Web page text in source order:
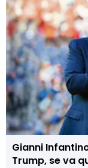
Gianni
Trump, se va